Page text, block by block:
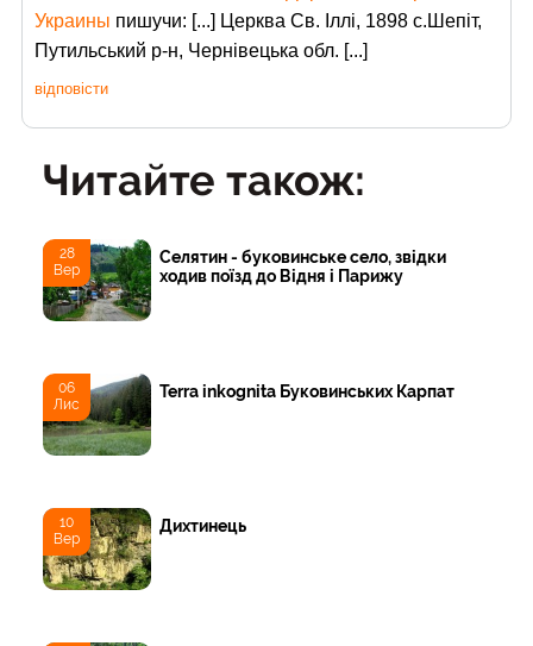
Украины пишучи: [...] Церква Св. Іллі, 1898 с.Шепіт,
Путильський р-н, Чернівецька обл. [...]
відповісти
Читайте також:
28
Вер
Селятин - буковинське село, звідки
ходив поїзд до Відня і Парижу
06
Лис
Terra inkognita Буковинських Карпат
10
Вер
Дихтинець